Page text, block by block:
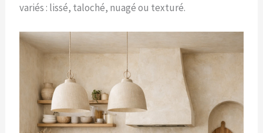
variés : lissé, taloché, nuagé ou texturé.